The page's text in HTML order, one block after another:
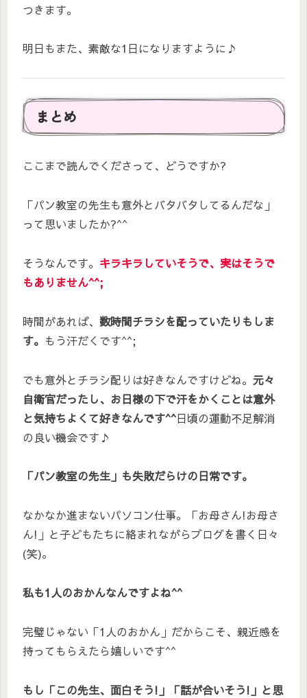
つきます。
明日もまた、素敵な1日になりますように♪
まとめ
ここまで読んでくださって、どうですか?
「パン教室の先生も意外とバタバタしてるんだな」
って思いましたか?^^
そうなんです。 キラキラしていそうで、実はそうで
もありません^^;
時間があれば、 数時間チラシを配っていたりもしま
す。 もう汗だくです^^;
でも意外とチラシ配りは好きなんですけどね。 元々
自衛官だったし、お日様の下で汗をかくことは意外
と気持ちよくて好きなんです^^日頃の運動不足解消
の良い機会です♪
「パン教室の先生」も失敗だらけの日常です。
なかなか進まないパソコン仕事。「お母さん!お母さ
ん!」と子どもたちに絡まれながらブログを書く日々
(笑)。
私も1人のおかんなんですよね^^
完璧じゃない「1人のおかん」だからこそ、親近感を
持ってもらえたら嬉しいです^^
もし「この先生、面白そう!」「話が合いそう!」と思